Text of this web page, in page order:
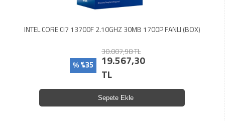
INTEL CORE CI7 13700F 2.10GHZ 30MB 1700P FANLI (BOX)
% %35
30.007,98 TL
19.567,30
TL
Sepete Ekle